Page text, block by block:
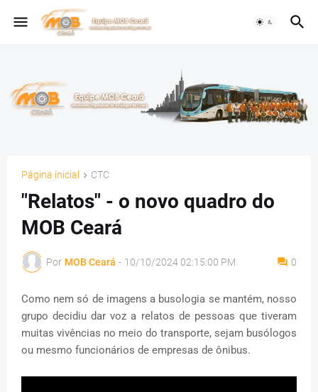
Página inicial CTC
"Relatos" - o novo quadro do
MOB Ceará
Por MOB Ceará - 10/10/2024 02:15:00 PM 0
Como nem só de imagens a busologia se mantém, nosso
grupo decidiu dar voz a relatos de pessoas que tiveram
muitas vivências no meio do transporte, sejam busólogos
ou mesmo funcionários de empresas de ônibus.